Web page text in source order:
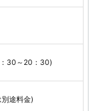
30～20：30)
途料金)